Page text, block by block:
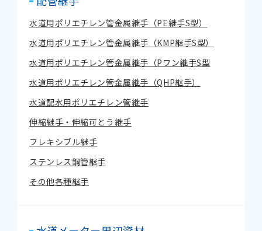
水道用ポリエチレン管金属継手（PE継手S型）
水道用ポリエチレン管金属継手（KMP継手S型）
水道用ポリエチレン管金属継手（Pワン継手S型
水道用ポリエチレン管金属継手（QHP継手）
水道配水用ポリエチレン管継手
伸縮継手・伸縮可とう継手
フレキシブル継手
ステンレス鋼管継手
その他各種継手